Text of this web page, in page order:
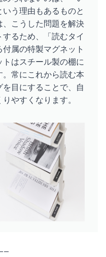
う理由もあるものと
こうした問題を解決
るため、「読むタイ
属の特製マグネット
はスチール製の棚に
常にこれから読む本
目にすることで、自
やすくなります。